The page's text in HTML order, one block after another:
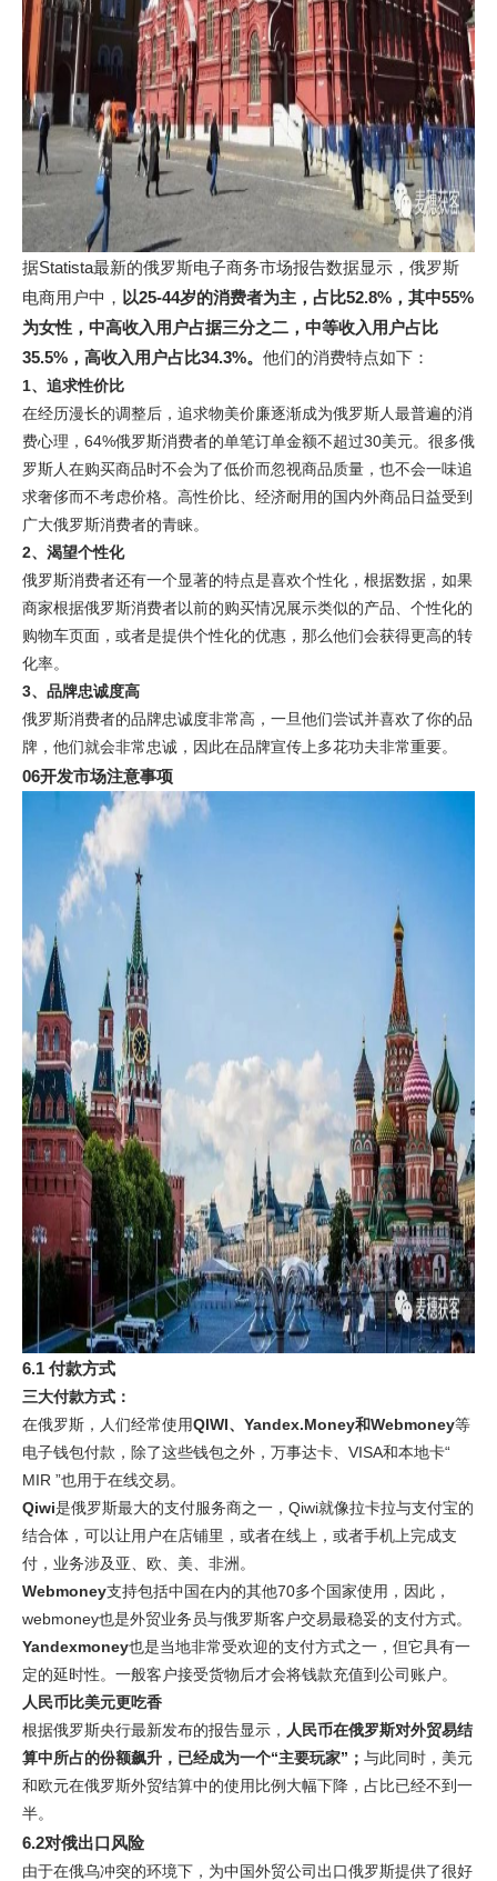
据Statista最新的俄罗斯电子商务市场报告数据显示，俄罗斯
电商用户中， 以25-44岁的消费者为主，占比52.8%，其中55%
为女性，中高收入用户占据三分之二，中等收入用户占比
35.5%，高收入用户占比34.3%。 他们的消费特点如下：
1、追求性价比
在经历漫长的调整后，追求物美价廉逐渐成为俄罗斯人最普遍的消
费心理，64%俄罗斯消费者的单笔订单金额不超过30美元。很多俄
罗斯人在购买商品时不会为了低价而忽视商品质量，也不会一味追
求奢侈而不考虑价格。高性价比、经济耐用的国内外商品日益受到
广大俄罗斯消费者的青睐。
2、渴望个性化
俄罗斯消费者还有一个显著的特点是喜欢个性化，根据数据，如果
商家根据俄罗斯消费者以前的购买情况展示类似的产品、个性化的
购物车页面，或者是提供个性化的优惠，那么他们会获得更高的转
化率。
3、品牌忠诚度高
俄罗斯消费者的品牌忠诚度非常高，一旦他们尝试并喜欢了你的品
牌，他们就会非常忠诚，因此在品牌宣传上多花功夫非常重要。
06开发市场注意事项
6.1 付款方式
三大付款方式：
在俄罗斯，人们经常使用QIWI、Yandex.Money和Webmoney等
电子钱包付款，除了这些钱包之外，万事达卡、VISA和本地卡“
MIR ”也用于在线交易。
Qiwi是俄罗斯最大的支付服务商之一，Qiwi就像拉卡拉与支付宝的
结合体，可以让用户在店铺里，或者在线上，或者手机上完成支
付，业务涉及亚、欧、美、非洲。
Webmoney支持包括中国在内的其他70多个国家使用，因此，
webmoney也是外贸业务员与俄罗斯客户交易最稳妥的支付方式。
Yandexmoney也是当地非常受欢迎的支付方式之一，但它具有一
定的延时性。一般客户接受货物后才会将钱款充值到公司账户。
人民币比美元更吃香
根据俄罗斯央行最新发布的报告显示， 人民币在俄罗斯对外贸易结
算中所占的份额飙升，已经成为一个“主要玩家” ； 与此同时，美元
和欧元在俄罗斯外贸结算中的使用比例大幅下降，占比已经不到一
半。
6.2对俄出口风险
由于在俄乌冲突的环境下，为中国外贸公司出口俄罗斯提供了很好